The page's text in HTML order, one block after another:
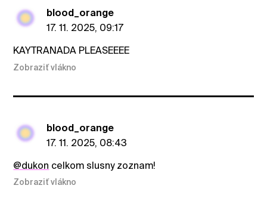
blood_orange
17. 11. 2025, 09:17
KAYTRANADA PLEASEEEE
Zobraziť vlákno
blood_orange
17. 11. 2025, 08:43
@dukon celkom slusny zoznam!
Zobraziť vlákno